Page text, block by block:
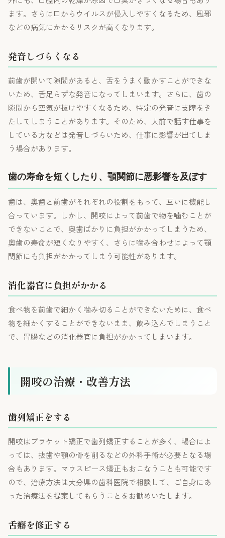
ます。さらに口からウイルスが侵入しやすくなるため、風邪
などの病気にかかるリスクが高くなります。
発音しづらくなる
前歯が開いて隙間があると、舌をうまく動かすことができな
いため、舌足らずな発音になってしまいます。さらに、歯の
隙間から空気が抜けやすくなるため、特定の発音に支障をき
たしてしまうことがあります。そのため、人前で話す仕事を
している方などは発音しづらいため、仕事に影響が出てしま
う場合があります。
歯の寿命を短くしたり、顎関節に悪影響を及ぼす
歯は、奥歯と前歯がそれぞれの役割をもって、互いに機能し
合っています。しかし、開咬によって前歯で物を噛むことが
できないことで、奥歯ばかりに負担がかかってしまうため、
奥歯の寿命が短くなりやすく、さらに噛み合わせによって顎
関節にも負担がかかってしまう可能性があります。
消化器官に負担がかかる
食べ物を前歯で細かく噛み切ることができないために、食べ
物を細かくすることができないまま、飲み込んでしまうこと
で、胃腸などの消化器官に負担がかかってしまいます。
開咬の治療・改善方法
歯列矯正をする
開咬はブラケット矯正で歯列矯正することが多く、場合によ
っては、抜歯や顎の骨を削るなどの外科手術が必要となる場
合もあります。マウスピース矯正もおこなうことも可能です
ので、治療方法は大分県の歯科医院で相談して、ご自身にあ
った治療法を提案してもらうことをお勧めいたします。
舌癖を修正する